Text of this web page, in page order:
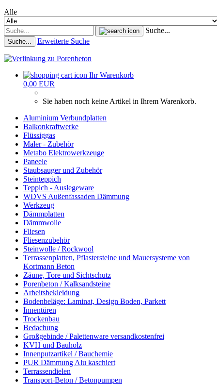
Alle
Suche...
Suche... Erweiterte Suche
Ihr Warenkorb
0,00 EUR
Sie haben noch keine Artikel in Ihrem Warenkorb.
Aluminium Verbundplatten
Balkonkraftwerke
Flüssiggas
Maler - Zubehör
Metabo Elektrowerkzeuge
Paneele
Staubsauger und Zubehör
Steinteppich
Teppich - Auslegeware
WDVS Außenfassaden Dämmung
Werkzeug
Dämmplatten
Dämmwolle
Fliesen
Fliesenzubehör
Steinwolle / Rockwool
Terrassenplatten, Pflastersteine und Mauersysteme von
Kortmann Beton
Zäune, Tore und Sichtschutz
Porenbeton / Kalksandsteine
Arbeitsbekleidung
Bodenbeläge: Laminat, Design Boden, Parkett
Innentüren
Trockenbau
Bedachung
Großgebinde / Palettenware versandkostenfrei
KVH und Bauholz
Innenputzartikel / Bauchemie
PUR Dämmung Alu kaschiert
Terrassendielen
Transport-Beton / Betonpumpen